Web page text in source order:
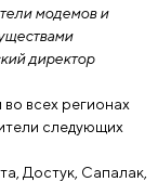
модемов и
директор
всех регионах
следующих
Достук, Сапалак,